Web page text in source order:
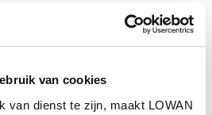
van cookies
van dienst te zijn, maakt LOWAN
van ontmoeting en
van
inspiratie, praktische